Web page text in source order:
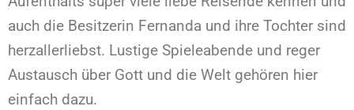
auch die Besitzerin Fernanda und ihre Tochter sind
herzallerliebst. Lustige Spieleabende und reger
Austausch über Gott und die Welt gehören hier
einfach dazu.